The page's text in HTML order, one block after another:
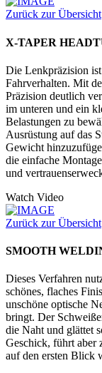
Zurück zur Übersicht
X-TAPER
Die Lenkpräzision ist
Fahrverhalten. Mit
Präzision deutlich
im unteren und ein
Belastungen zu
Ausrüstung auf das
Gewicht
die einfache
und
Watch Video
Zurück zur Übersicht
SMOOTH
Dieses Verfahren
schönes, flaches
unschöne optische
bringt. Der
die Naht und glättet
Geschick, führt aber
auf den ersten Blick